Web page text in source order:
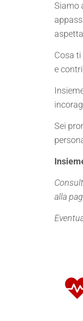
Siamo
Cosa
e
Sei
alla